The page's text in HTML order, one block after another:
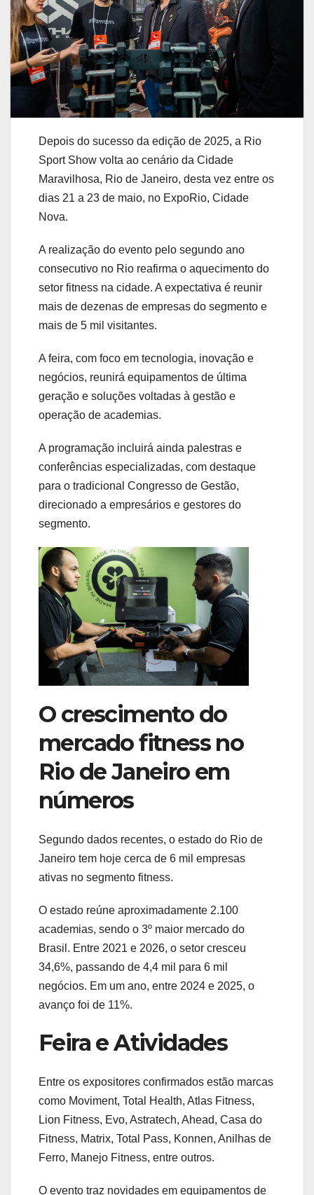
Depois do sucesso da edição de 2025, a Rio
Sport Show volta ao cenário da Cidade
Maravilhosa, Rio de Janeiro, desta vez entre os
dias 21 a 23 de maio, no ExpoRio, Cidade
Nova.
A realização do evento pelo segundo ano
consecutivo no Rio reafirma o aquecimento do
setor fitness na cidade. A expectativa é reunir
mais de dezenas de empresas do segmento e
mais de 5 mil visitantes.
A feira, com foco em tecnologia, inovação e
negócios, reunirá equipamentos de última
geração e soluções voltadas à gestão e
operação de academias.
A programação incluirá ainda palestras e
conferências especializadas, com destaque
para o tradicional Congresso de Gestão,
direcionado a empresários e gestores do
segmento.
O crescimento do
mercado fitness no
Rio de Janeiro em
números
Segundo dados recentes, o estado do Rio de
Janeiro tem hoje cerca de 6 mil empresas
ativas no segmento fitness.
O estado reúne aproximadamente 2.100
academias, sendo o 3º maior mercado do
Brasil. Entre 2021 e 2026, o setor cresceu
34,6%, passando de 4,4 mil para 6 mil
negócios. Em um ano, entre 2024 e 2025, o
avanço foi de 11%.
Feira e Atividades
Entre os expositores confirmados estão marcas
como Moviment, Total Health, Atlas Fitness,
Lion Fitness, Evo, Astratech, Ahead, Casa do
Fitness, Matrix, Total Pass, Konnen, Anilhas de
Ferro, Manejo Fitness, entre outros.
O evento traz novidades em equipamentos de